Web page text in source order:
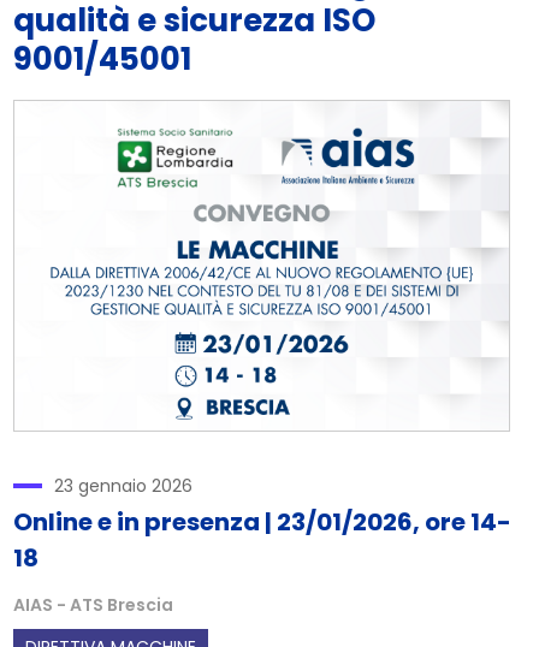
qualità e sicurezza ISO
9001/45001
23 gennaio 2026
Online e in presenza | 23/01/2026, ore 14-
18
AIAS - ATS Brescia